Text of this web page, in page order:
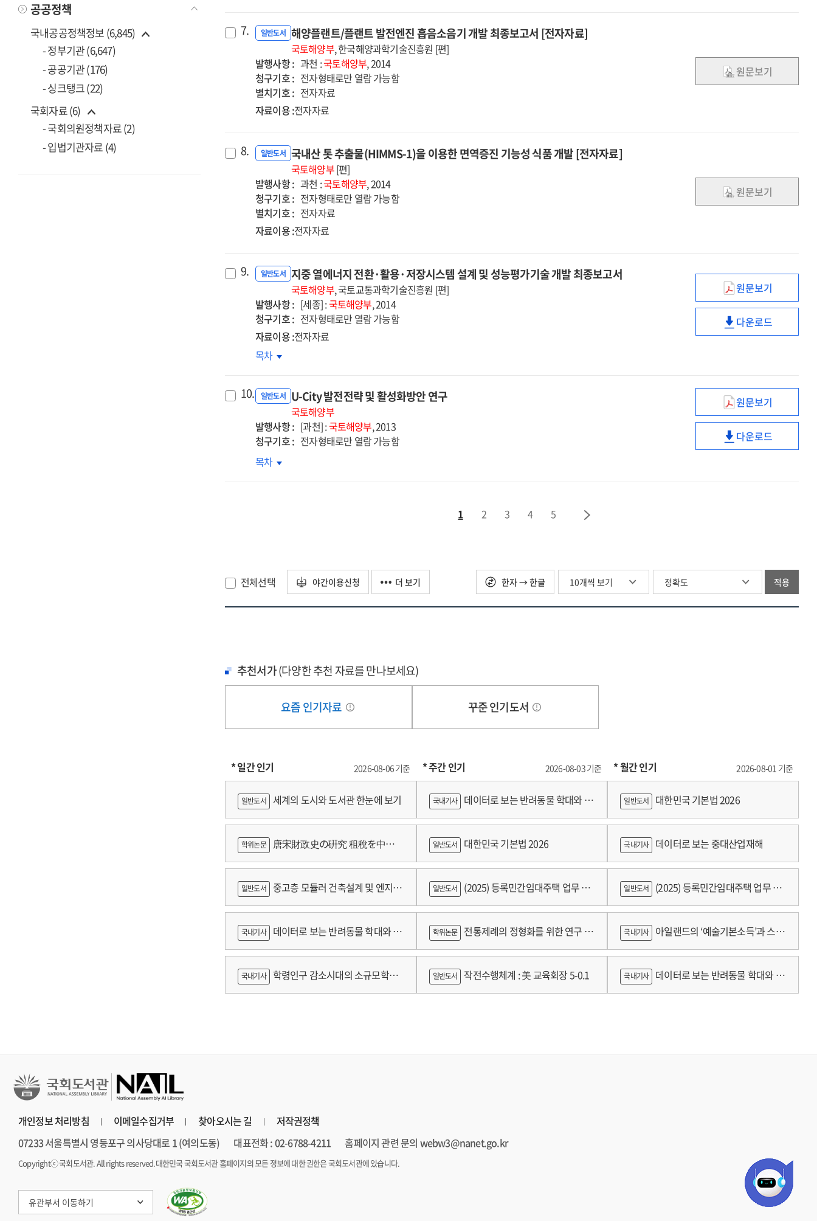
공공정책
국내공공정책정보 (6,845)
- 정부기관 (6,647)
- 공공기관 (176)
- 싱크탱크 (22)
국회자료 (6)
- 국회의원정책자료 (2)
- 입법기관자료 (4)
7. 일반도서 해양플랜트/플랜트 발전엔진 흡음소음기 개발 최종보고서 [전자자료]
국토해양부, 한국해양과학기술진흥원 [편]
발행사항 : 과천 :국토해양부, 2014
청구기호 : 전자형태로만 열람 가능함
별치기호 : 전자자료
자료이용 :전자자료
원문보기
8. 일반도서 국내산 톳 추출물(HIMMS-1)을 이용한 면역증진 기능성 식품 개발 [전자자료]
국토해양부[편]
발행사항 : 과천 :국토해양부, 2014
청구기호 : 전자형태로만 열람 가능함
별치기호 : 전자자료
자료이용 :전자자료
원문보기
9. 일반도서 지중 열에너지 전환·활용·저장시스템 설계 및 성능평가기술 개발 최종보고서
국토해양부, 국토교통과학기술진흥원 [편]
발행사항 : [세종] :국토해양부, 2014
청구기호 : 전자형태로만 열람 가능함
자료이용 :전자자료
지중
열에너지
전환
·
설계
및
성능평가기술
개발
최종보고서
원문보기
지중
활용
·
저장시스템
설계
및
다운로드
지중
·
·
저장시스템
설계
및
목차
10. 일반도서 U-City 발전전략 및 활성화방안 연구
국토해양부
발행사항 : [과천] :국토해양부, 2013
청구기호 : 전자형태로만 열람 가능함
U-
City
발전전략
및
원문보기
U-
다운로드
U-
목차
1 2 3 4 5
전체선택 야간이용신청 더 보기 한자 → 한글 적용
추천서가(다양한 추천 자료를 만나보세요)
요즘 인기자료 꾸준 인기도서
* 일간 인기 2026-08-06 기준
일반도서 세계의 도시와 도서관 한눈에 보기
학위논문 唐宋財政史の硏究 租稅を中心
に
일반도서 중고층 모듈러 건축설계 및 엔지니
어링 기술개발 최종보고서
국내기사 데이터로 보는 반려동물 학대와 분
쟁
국내기사 학령인구 감소시대의 소규모학교
* 주간 인기 2026-08-03 기준
국내기사 데이터로 보는 반려동물 학대와 분
쟁
일반도서 대한민국 기본법 2026
일반도서 (2025) 등록민간임대주택 업무 편
람
학위논문 전통제례의 정형화를 위한 연구 :
가제를 중심으로
일반도서 작전수행체계 : 美 교육회장 5-0.1
* 월간 인기 2026-08-01 기준
일반도서 대한민국 기본법 2026
국내기사 데이터로 보는 중대산업재해
일반도서 (2025) 등록민간임대주택 업무 편
람
국내기사 아일랜드의 ‘예술기본소득’과 스코
틀랜드의 예술인 소득보장정책 논의
국내기사 데이터로 보는 반려동물 학대와 분
개인정보 처리방침 이메일수집거부 찾아오시는 길
저작권정책
07233 서울특별시 영등포구 의사당대로 1 (여의도동)
대표전화 : 02-6788-4211 홈페이지 관련 문의 webw3@nanet.go.kr
Copyrightⓒ 국회도서관. All rights reserved.대한민국 국회도서관 홈페이지의 모든 정보에 대한 권한은 국회도서관에 있습니다.
유관부서 이동하기